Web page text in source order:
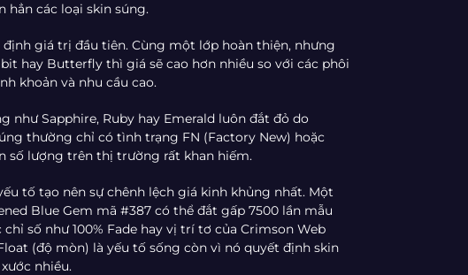
hẳn các loại skin súng.
định giá trị đầu tiên. Cùng một lớp hoàn thiện, nhưng
hay Butterfly thì giá sẽ cao hơn nhiều so với các phôi
khoản và nhu cầu cao.
như Sapphire, Ruby hay Emerald luôn đắt đỏ do
thường chỉ có tình trạng FN (Factory New) hoặc
số lượng trên thị trường rất khan hiếm.
tố tạo nên sự chênh lệch giá kinh khủng nhất. Một
Blue Gem mã #387 có thể đắt gấp 7500 lần mẫu
số như 100% Fade hay vị trí tơ của Crimson Web
(độ mòn) là yếu tố sống còn vì nó quyết định skin
nhiều.